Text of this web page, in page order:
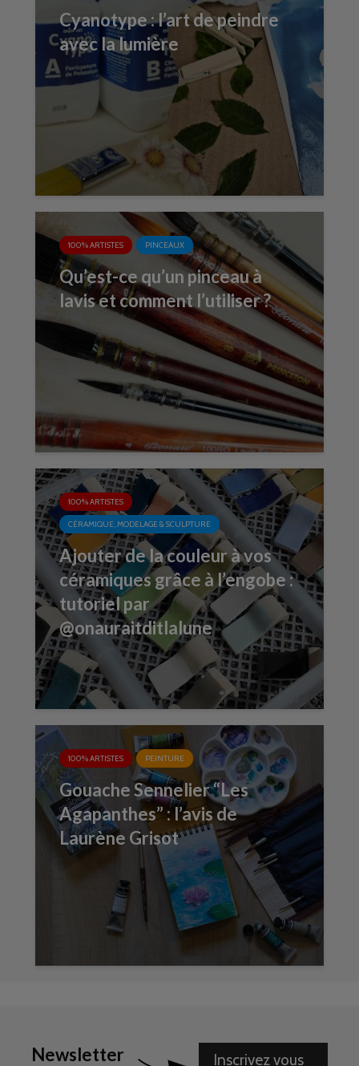
Cyanotype : l’art de peindre
avec la lumière
100% ARTISTES PINCEAUX
Qu’est-ce qu’un pinceau à
lavis et comment l’utiliser ?
100% ARTISTES
CÉRAMIQUE, MODELAGE & SCULPTURE
Ajouter de la couleur à vos
céramiques grâce à l’engobe :
tutoriel par
@onauraitditlalune
100% ARTISTES PEINTURE
Gouache Sennelier “Les
Agapanthes” : l’avis de
Laurène Grisot
Newsletter
Inscrivez vous